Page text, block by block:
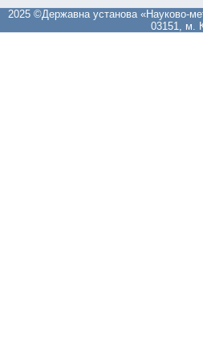
2025 ©Державна установа «Науково-
03151, м.